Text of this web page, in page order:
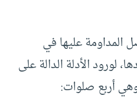
المداومة عليها في
لورود الأدلة الدالة على
أربع صلوات: